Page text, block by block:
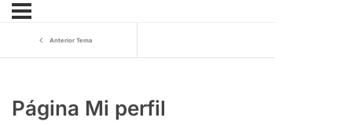
Anterior Tema
Página Mi perfil